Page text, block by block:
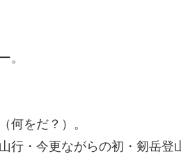
。
何をだ？）。
行・今更ながらの初・剱岳登